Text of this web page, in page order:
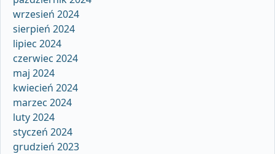
wrzesień 2024
sierpień 2024
lipiec 2024
czerwiec 2024
maj 2024
kwiecień 2024
marzec 2024
luty 2024
styczeń 2024
grudzień 2023